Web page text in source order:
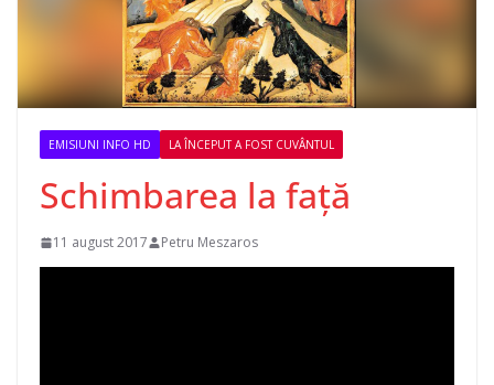
EMISIUNI INFO HD LA ÎNCEPUT A FOST CUVÂNTUL
Schimbarea la față
11 august 2017 Petru Meszaros